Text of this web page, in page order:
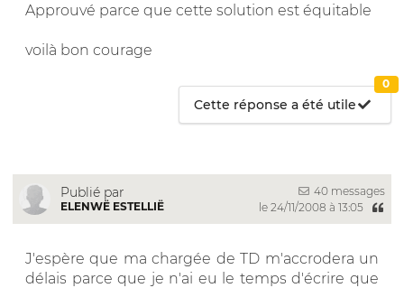
Approuvé parce que cette solution est équitable
voilà bon courage
Cette réponse a été utile
0
Publié par
ELENWË ESTELLIË
40 messages
le 24/11/2008 à 13:05
J'espère que ma chargée de TD m'accrodera un
délais parce que je n'ai eu le temps d'écrire que